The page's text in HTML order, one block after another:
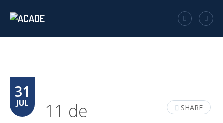
31
JUL SHARE
11 de